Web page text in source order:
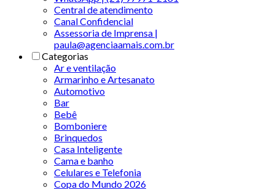
Central de atendimento
Canal Confidencial
Assessoria de Imprensa |
paula@agenciaamais.com.br
Categorias
Ar e ventilação
Armarinho e Artesanato
Automotivo
Bar
Bebê
Bomboniere
Brinquedos
Casa Inteligente
Cama e banho
Celulares e Telefonia
Copa do Mundo 2026